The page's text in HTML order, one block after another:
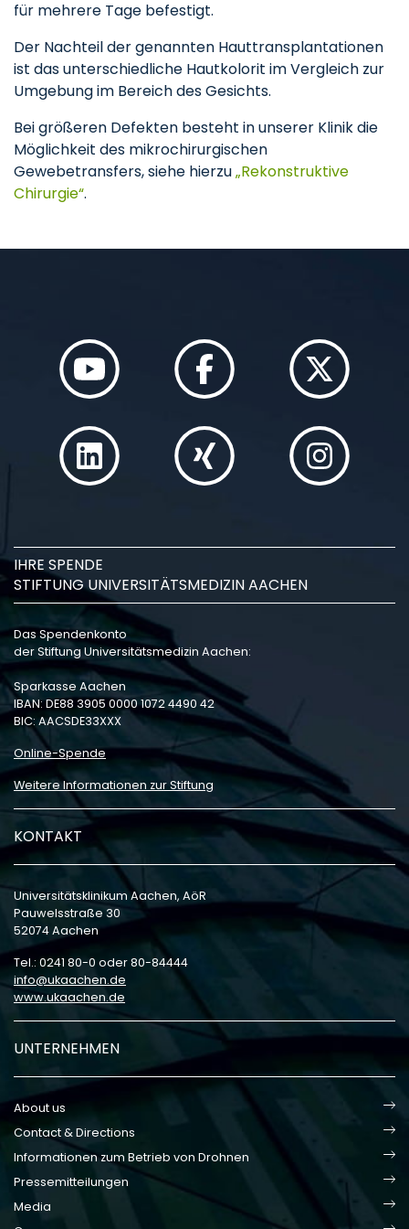
für mehrere Tage befestigt.
Der Nachteil der genannten Hauttransplantationen
ist das unterschiedliche Hautkolorit im Vergleich zur
Umgebung im Bereich des Gesichts.
Bei größeren Defekten besteht in unserer Klinik die
Möglichkeit des mikrochirurgischen
Gewebetransfers, siehe hierzu„Rekonstruktive
Chirurgie“.
IHRE SPENDE
STIFTUNG UNIVERSITÄTSMEDIZIN AACHEN
Das Spendenkonto
der Stiftung Universitätsmedizin Aachen:
Sparkasse Aachen
IBAN: DE88 3905 0000 1072 4490 42
BIC: AACSDE33XXX
Online-Spende
Weitere Informationen zur Stiftung
KONTAKT
Universitätsklinikum Aachen, AöR
Pauwelsstraße 30
52074 Aachen
Tel.: 0241 80-0 oder 80-84444
info
ukaachen de
www.ukaachen.de
UNTERNEHMEN
About us
Contact & Directions
Informationen zum Betrieb von Drohnen
Pressemitteilungen
Media